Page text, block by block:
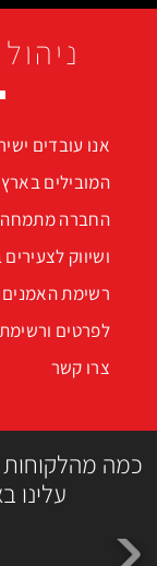
אנו עובדים
המובילים
החברה מתמחה
ושיווק
רשימת
לפרטים
צרו קשר
כמה מהלקוחות
עלינו